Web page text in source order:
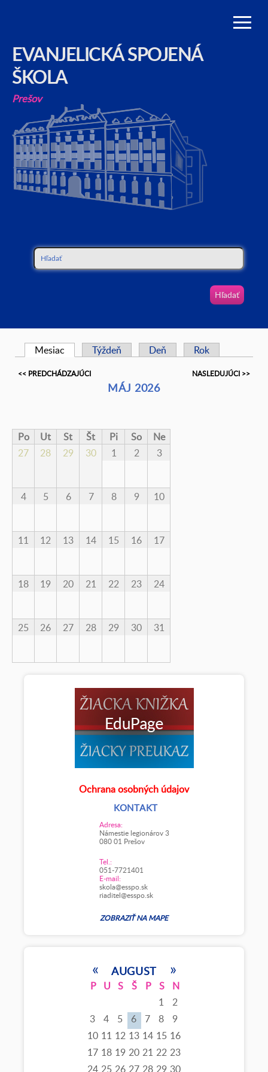
EVANJELICKÁ SPOJENÁ
ŠKOLA
Prešov
Ochrana osobných údajov
KONTAKT
Adresa:
Námestie legionárov 3
080 01 Prešov
Tel.:
051-7721401
E-mail:
skola@esspo.sk
riaditel@esspo.sk
ZOBRAZIŤ NA MAPE
AUGUST
« »
P U S Š P S
N
1
2
3
4 5 6 7 8
9
10 11 12 13 14 15 16
17 18 19 20 21 22 23
24 25 26 27 28 29 30
Primárne karty
Mesiac (aktívna karta)
Týždeň Deň Rok
MÁJ 2026
<< PREDCHÁDZAJÚCI NASLEDUJÚCI >>
Po Ut St Št Pi So
Ne
27
28 29 30 1 2 3
4 5 6 7 8 9 10
11 12 13 14 15 16 17
18 19 20 21 22 23 24
25 26 27 28 29 30 31